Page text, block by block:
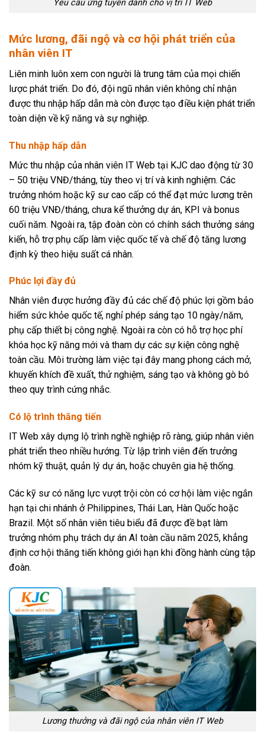
Yêu cầu ứng tuyển dành cho vị trí IT Web
Mức lương, đãi ngộ và cơ hội phát triển của
nhân viên IT
Liên minh luôn xem con người là trung tâm của mọi chiến
lược phát triển. Do đó, đội ngũ nhân viên không chỉ nhận
được thu nhập hấp dẫn mà còn được tạo điều kiện phát triển
toàn diện về kỹ năng và sự nghiệp.
Thu nhập hấp dẫn
Mức thu nhập của nhân viên IT Web tại KJC dao động từ 30
– 50 triệu VNĐ/tháng, tùy theo vị trí và kinh nghiệm. Các
trưởng nhóm hoặc kỹ sư cao cấp có thể đạt mức lương trên
60 triệu VNĐ/tháng, chưa kể thưởng dự án, KPI và bonus
cuối năm. Ngoài ra, tập đoàn còn có chính sách thưởng sáng
kiến, hỗ trợ phụ cấp làm việc quốc tế và chế độ tăng lương
định kỳ theo hiệu suất cá nhân.
Phúc lợi đầy đủ
Nhân viên được hưởng đầy đủ các chế độ phúc lợi gồm bảo
hiểm sức khỏe quốc tế, nghỉ phép sáng tạo 10 ngày/năm,
phụ cấp thiết bị công nghệ. Ngoài ra còn có hỗ trợ học phí
khóa học kỹ năng mới và tham dự các sự kiện công nghệ
toàn cầu. Môi trường làm việc tại đây mang phong cách mở,
khuyến khích đề xuất, thử nghiệm, sáng tạo và không gò bó
theo quy trình cứng nhắc.
Có lộ trình thăng tiến
IT Web xây dựng lộ trình nghề nghiệp rõ ràng, giúp nhân viên
phát triển theo nhiều hướng. Từ lập trình viên đến trưởng
nhóm kỹ thuật, quản lý dự án, hoặc chuyên gia hệ thống.
Các kỹ sư có năng lực vượt trội còn có cơ hội làm việc ngắn
hạn tại chi nhánh ở Philippines, Thái Lan, Hàn Quốc hoặc
Brazil. Một số nhân viên tiêu biểu đã được đề bạt làm
trưởng nhóm phụ trách dự án AI toàn cầu năm 2025, khẳng
định cơ hội thăng tiến không giới hạn khi đồng hành cùng tập
đoàn.
Lương thưởng và đãi ngộ của nhân viên IT Web